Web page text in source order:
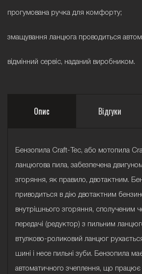
прогумована ручка для комфорту;
змащування ланцюга проводиться
відмінний сервіс, наданий виробником.
Опис Відгуки
Бензопила Craft-Tec, або мотопила
ланцюгова пила, забезпечена
згоряння, як правило, двотактним.
приводиться в дію двотактним
внутрішнього згоряння, сполученим
передачі (редуктор) з пильним
втулково-роликовий ланцюг
шині і несе пильні зуби. Бензопила
автоматичного зчеплення, що працює